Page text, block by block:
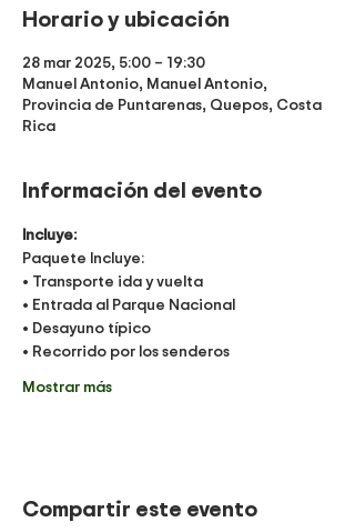
Horario y ubicación
28 mar 2025, 5:00 – 19:30
Manuel Antonio, Manuel Antonio,
Provincia de Puntarenas, Quepos, Costa
Rica
Información del evento
Incluye:
Paquete Incluye:
• Transporte ida y vuelta
• Entrada al Parque Nacional
• Desayuno típico
• Recorrido por los senderos
Mostrar más
Compartir este evento